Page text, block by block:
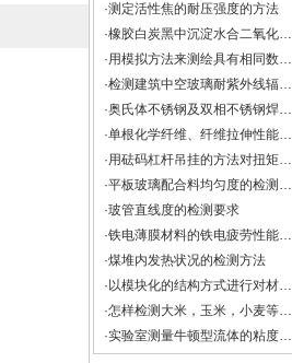
·测定活性焦的耐压强度的方法
·橡胶白炭黑中沉淀水合二氧化硅水洗筛余物的测定
·用模拟方法来测绘具有相同数学形式的物理场——导电微晶法
·检测建筑中空玻璃耐紫外线辐照性能试验
·奥氏体不锈钢及双相不锈钢焊缝中铁素体含量的测量方法
·单根化学纤维、纤维拉伸性能的检测方法
·用砝码杠杆吊挂的方法对扭矩扳手进行检定与校准
·平板玻璃配合料均匀度的检测方法
·玻管直线度的检测要求
·铁电薄膜材料的铁电疲劳性能检测
·煤堆内发热状况的检测方法
·以模块化的结构方式进行对材料多种机械性能的检测方法与注意事项
·怎样检测大米，玉米，小麦等谷物的直链淀粉？
·实验室测量牛顿型流体的粘度和非牛顿流体的流变特性